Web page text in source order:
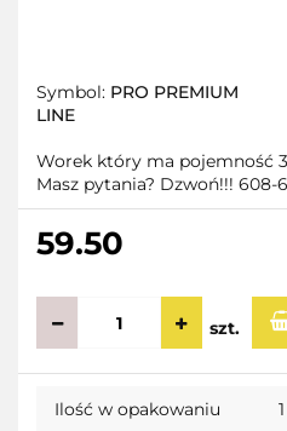
Symbol: PRO PREMIUM
LINE
Worek który ma pojemność
Masz pytania? Dzwoń!!! 608-
59.50
szt.
Ilość w opakowaniu